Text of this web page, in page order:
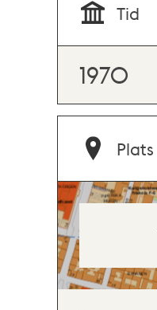
Tid
1970
Plats